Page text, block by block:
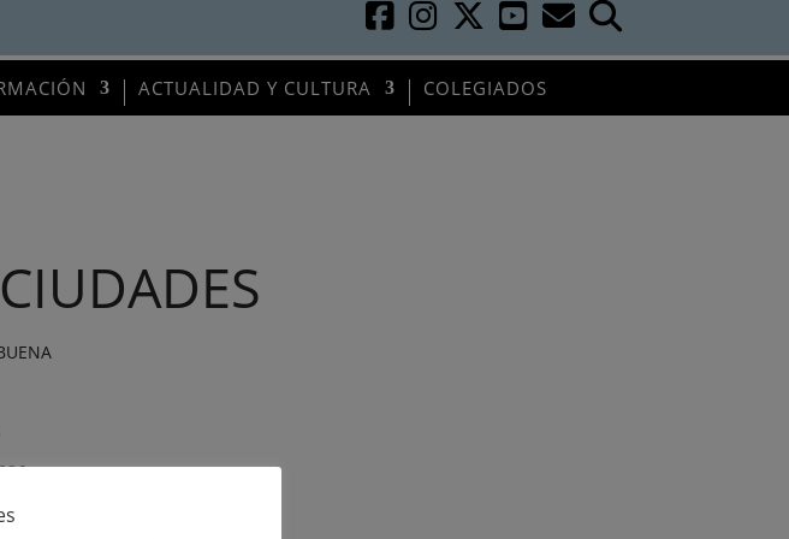
ACTUALIDAD Y CULTURA COLEGIADOS